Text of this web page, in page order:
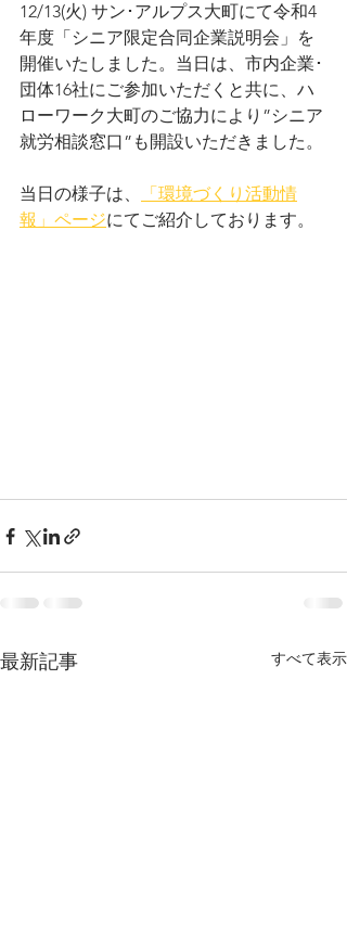
12/13(火) サン･アルプス大町にて令和4
年度「シニア限定合同企業説明会」を
開催いたしました。当日は、市内企業･
団体16社にご参加いただくと共に、ハ
ローワーク大町のご協力により”シニア
就労相談窓口”も開設いただきました。
当日の様子は、
「環境づくり活動情
報」ページにてご紹介しております。
最新記事 すべて表示